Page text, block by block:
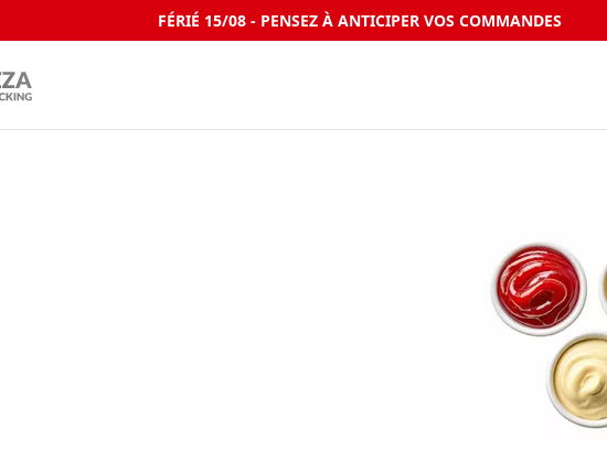
FÉRIÉ 15/08 - PENSEZ À ANTICIPER VOS COMMANDES